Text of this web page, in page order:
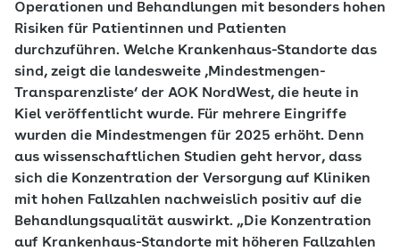
Operationen und Behandlungen mit besonders hohen
Risiken für Patientinnen und Patienten
durchzuführen. Welche Krankenhaus-Standorte das
sind, zeigt die landesweite ‚Mindestmengen-
Transparenzliste‘ der AOK NordWest, die heute in
Kiel veröffentlicht wurde. Für mehrere Eingriffe
wurden die Mindestmengen für 2025 erhöht. Denn
aus wissenschaftlichen Studien geht hervor, dass
sich die Konzentration der Versorgung auf Kliniken
mit hohen Fallzahlen nachweislich positiv auf die
Behandlungsqualität auswirkt. „Die Konzentration
auf Krankenhaus-Standorte mit höheren Fallzahlen